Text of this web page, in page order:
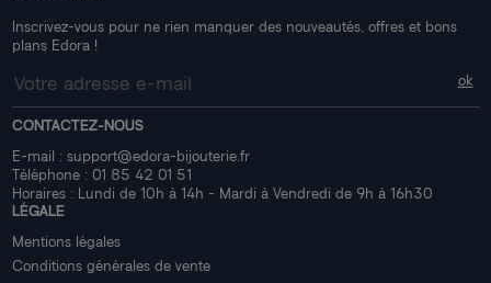
Inscrivez-vous pour ne rien manquer des nouveautés, offres et bons
plans Edora !
CONTACTEZ-NOUS
E-mail : support@edora-bijouterie.fr
Téléphone : 01 85 42 01 51
Horaires : Lundi de 10h à 14h - Mardi à Vendredi de 9h à 16h30
LÉGALE
Mentions légales
Conditions générales de vente